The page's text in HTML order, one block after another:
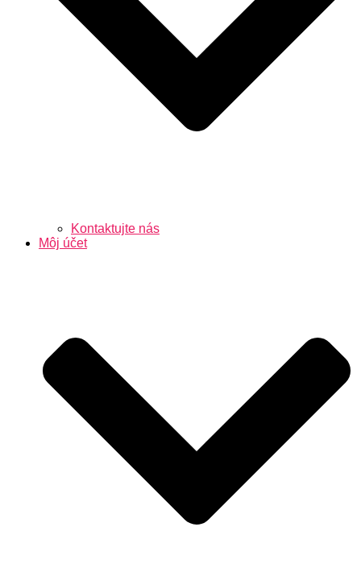
Kontaktujte nás
Môj účet